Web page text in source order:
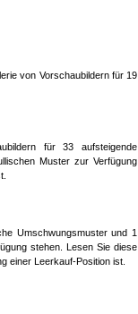
von Vorschaubildern für 19
für 33 aufsteigende
Muster zur Verfügung
Umschwungsmuster und 1
stehen. Lesen Sie diese
einer Leerkauf-Position ist.